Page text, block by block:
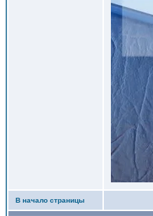
В начало страницы